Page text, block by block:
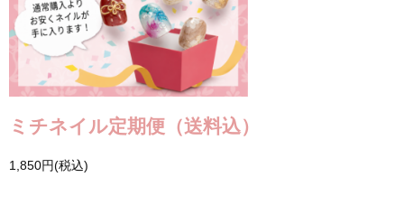
ミチネイル定期便（送料込）
1,850円(税込)